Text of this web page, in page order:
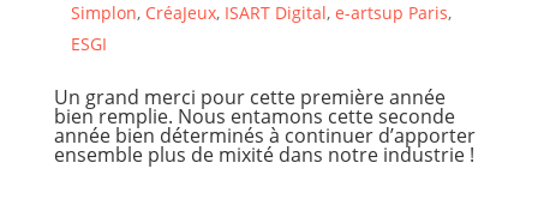
Simplon, CréaJeux, ISART Digital, e-artsup Paris,
ESGI
Un grand merci pour cette première année
bien remplie. Nous entamons cette seconde
année bien déterminés à continuer d’apporter
ensemble plus de mixité dans notre industrie !